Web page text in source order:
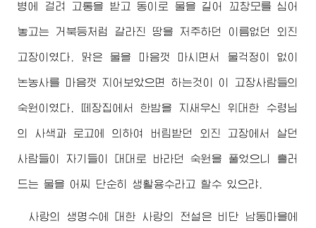
병에 걸려 고통을 받고 동이로 물을 길어 꼬창모를 심어
놓고는 거북등처럼 갈라진 땅을 저주하던 이름없던 외진
고장이였다. 맑은 물을 마음껏 마시면서 물걱정이 없이
논농사를 마음껏 지어보았으면 하는것이 이 고장사람들의
숙원이였다. 떼장집에서 한밤을 지새우신위대한 수령님
의 사색과 로고에 의하여 버림받던 외진 고장에서 살던
사람들이 자기들이 대대로 바라던 숙원을 풀었으니 흘러
드는 물을 어찌 단순히 생활용수라고 할수 있으랴.
사랑의 생명수에 대한 사랑의 전설은 비단 남동마을에